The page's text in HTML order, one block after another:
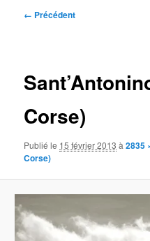
Navigation
← Précédent
Corse)
Publié le 15 février 2013 à2835
Corse)